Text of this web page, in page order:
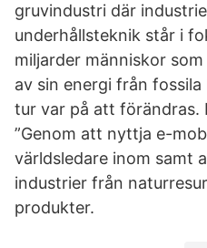
gruvindustri där
underhållsteknik står i
miljarder människor
av sin energi från
tur var på att förändras.
”Genom att nyttja e-
världsledare inom samt
industrier från
produkter.